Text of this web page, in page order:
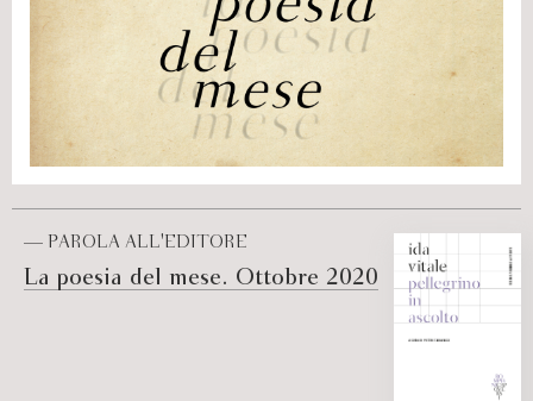
— PAROLA ALL'EDITORE
La poesia del mese. Ottobre 2020